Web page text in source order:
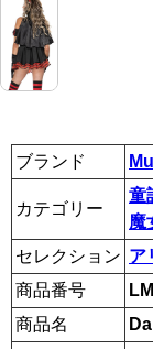
ブランド
カテゴリー
童
魔
セレクション ア
商品番号
商品名